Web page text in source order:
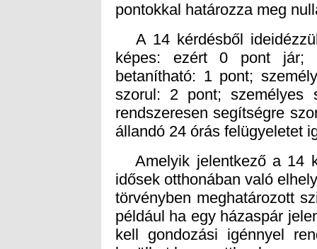
pontokkal határozza meg
A 14 kérdésből
képes: ezért 0 pont jár;
betanítható: 1 pont;
szorul: 2 pont; személyes
rendszeresen segítségre
állandó 24 órás felügyeletet
Amelyik jelentkező a 14
idősek otthonában való
törvényben meghatározott
például ha egy házaspár
kell gondozási igénnyel